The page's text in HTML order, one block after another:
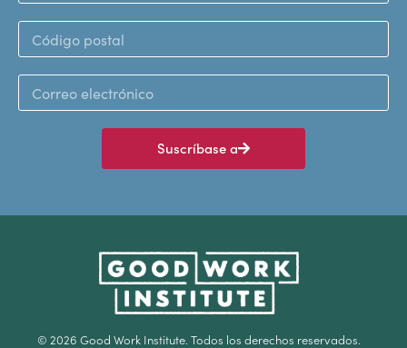
Suscríbase a
© 2026 Good Work Institute. Todos los derechos reservados.